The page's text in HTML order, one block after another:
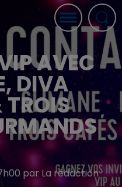
AVEC
DIVA
TROIS
par La rédaction